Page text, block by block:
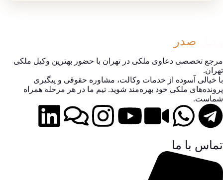
صدر
مرجع تخصصی دعاوی ملکی در تهران با حضور بهترین وکیل ملکی
تهران.
با خیالی آسوده از خدمات وکالت، مشاوره حقوقی و پیگیری
پرونده‌های ملکی خود بهره‌مند شوید. تیم ما در هر مرحله همراه
شماست.
تماس با ما